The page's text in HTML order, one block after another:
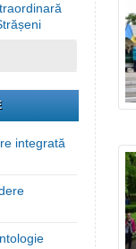
integrată